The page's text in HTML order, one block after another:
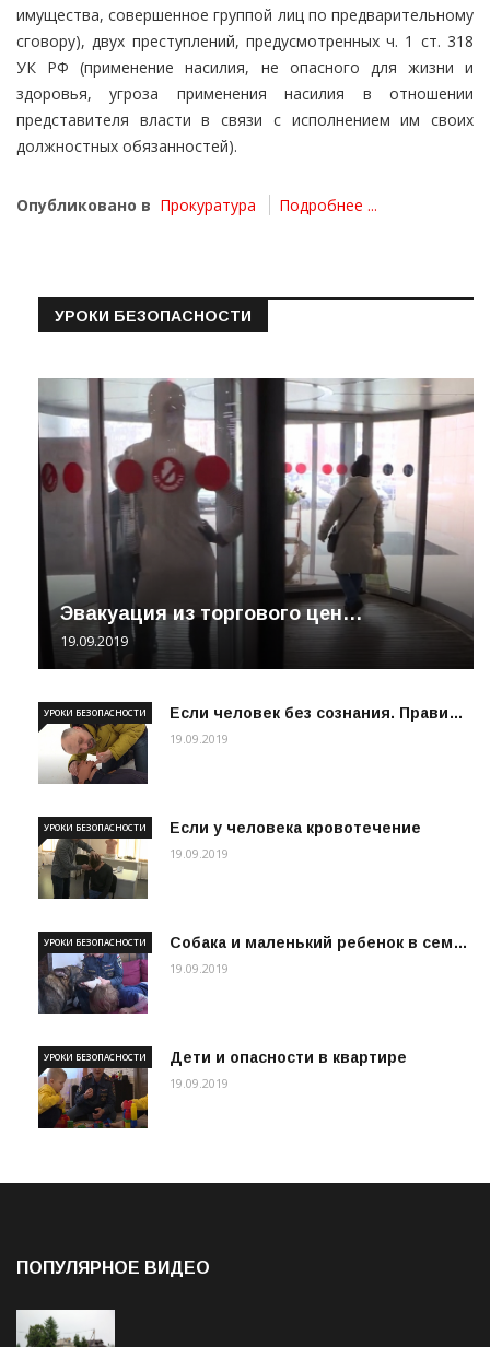
имущества, совершенное группой лиц по предварительному
сговору), двух преступлений, предусмотренных ч. 1 ст. 318
УК РФ (применение насилия, не опасного для жизни и
здоровья, угроза применения насилия в отношении
представителя власти в связи с исполнением им своих
должностных обязанностей).
Опубликовано в Прокуратура Подробнее ...
УРОКИ БЕЗОПАСНОСТИ
Эвакуация из торгового цен…
19.09.2019
Если человек без сознания. Прави…
УРОКИ БЕЗОПАСНОСТИ
19.09.2019
Если у человека кровотечение
УРОКИ БЕЗОПАСНОСТИ
19.09.2019
Собака и маленький ребенок в сем…
УРОКИ БЕЗОПАСНОСТИ
19.09.2019
Дети и опасности в квартире
УРОКИ БЕЗОПАСНОСТИ
19.09.2019
ПОПУЛЯРНОЕ ВИДЕО